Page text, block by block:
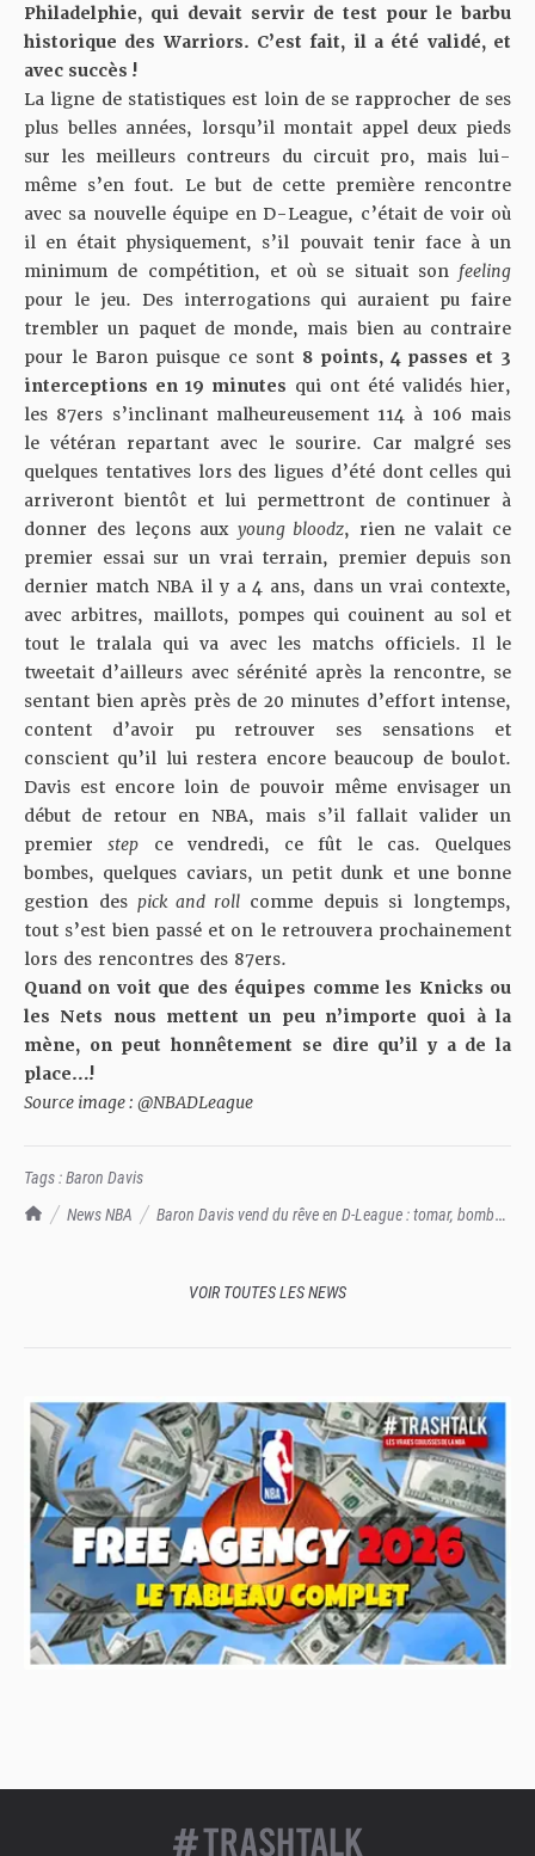
TrashTalk Actu NBA
News NBA
Baron Davis vend du rêve en D-League : tomar, bombe
Philadelphie, qui devait servir de test pour le barbu
historique des Warriors. C’est fait, il a été validé, et
avec succès !
La ligne de statistiques est loin de se rapprocher de ses
plus belles années, lorsqu’il montait appel deux pieds
sur les meilleurs contreurs du circuit pro, mais lui-
même s’en fout. Le but de cette première rencontre
avec sa nouvelle équipe en D-League, c’était de voir où
il en était physiquement, s’il pouvait tenir face à un
minimum de compétition, et où se situait son feeling
pour le jeu. Des interrogations qui auraient pu faire
trembler un paquet de monde, mais bien au contraire
pour le Baron puisque ce sont 8 points, 4 passes et 3
interceptions en 19 minutes qui ont été validés hier,
les 87ers s’inclinant malheureusement 114 à 106 mais
le vétéran repartant avec le sourire. Car malgré ses
quelques tentatives lors des ligues d’été dont celles qui
arriveront bientôt et lui permettront de continuer à
donner des leçons auxyoung bloodz, rien ne valait ce
premier essai sur un vrai terrain, premier depuis son
dernier match NBA il y a 4 ans, dans un vrai contexte,
avec arbitres, maillots, pompes qui couinent au sol et
tout le tralala qui va avec les matchs officiels. Il le
tweetait d’ailleurs avec sérénité après la rencontre, se
sentant bien après près de 20 minutes d’effort intense,
content d’avoir pu retrouver ses sensations et
conscient qu’il lui restera encore beaucoup de boulot.
Davis est encore loin de pouvoir même envisager un
début de retour en NBA, mais s’il fallait valider un
premierstep ce vendredi, ce fût le cas. Quelques
bombes, quelques caviars, un petit dunk et une bonne
gestion des pick and rollcomme depuis si longtemps,
tout s’est bien passé et on le retrouvera prochainement
lors des rencontres des 87ers.
Quand on voit que des équipes comme les Knicks ou
les Nets nous mettent un peu n’importe quoi à la
mène, on peut honnêtement se dire qu’il y a de la
place…!
Source image : @NBADLeague
Tags :Baron Davis
VOIR TOUTES LES NEWS